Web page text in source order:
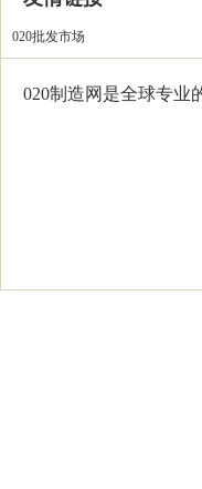
020批发市场
020制造网是全球专业